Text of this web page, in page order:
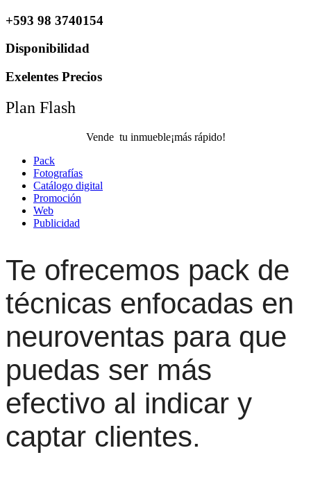
+593 98 3740154
Disponibilidad
Exelentes Precios
Plan Flash
Vende tu inmueble¡más rápido!
Pack
Fotografías
Catálogo digital
Promoción
Web
Publicidad
Te ofrecemos pack de
técnicas enfocadas en
neuroventas para que
puedas ser más
efectivo al indicar y
captar clientes.